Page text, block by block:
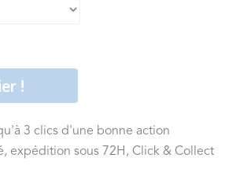
!
3 clics d'une bonne action
expédition sous 72H, Click & Collect